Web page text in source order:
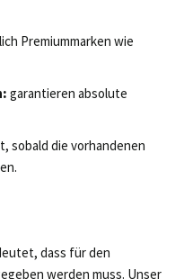
Premiummarken wie
garantieren absolute
sobald die vorhandenen
dass für den
werden muss. Unser